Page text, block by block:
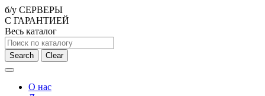
б/у СЕРВЕРЫ
С ГАРАНТИЕЙ
Весь каталог
Search Clear
О нас